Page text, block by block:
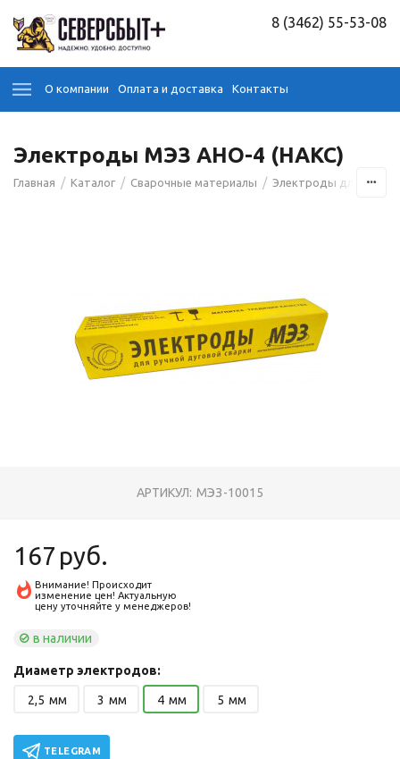
8 (3462) 55-53-08
О компании Оплата и доставка Контакты
Электроды МЭЗ АНО-4 (НАКС)
Главная / Каталог / Сварочные материалы / Электроды для сварки
АРТИКУЛ: МЭЗ-10015
167 руб.
Внимание! Происходит
изменение цен! Актуальную
цену уточняйте у менеджеров!
в наличии
Диаметр электродов:
2,5 мм 3 мм 4 мм 5 мм
TELEGRAM